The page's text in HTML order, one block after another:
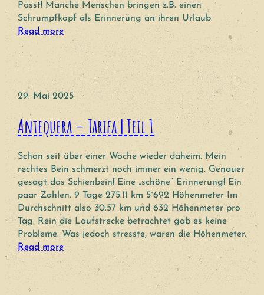
Passt! Manche Menschen bringen z.B. einen
Schrumpfkopf als Erinnerung an ihren Urlaub
Read more
29. Mai 2025
Antequera – Tarifa | Teil 1
Schon seit über einer Woche wieder daheim. Mein
rechtes Bein schmerzt noch immer ein wenig. Genauer
gesagt das Schienbein! Eine „schöne“ Erinnerung! Ein
paar Zahlen. 9 Tage 275.11 km 5`692 Höhenmeter Im
Durchschnitt also 30.57 km und 632 Höhenmeter pro
Tag. Rein die Laufstrecke betrachtet gab es keine
Probleme. Was jedoch stresste, waren die Höhenmeter.
Read more